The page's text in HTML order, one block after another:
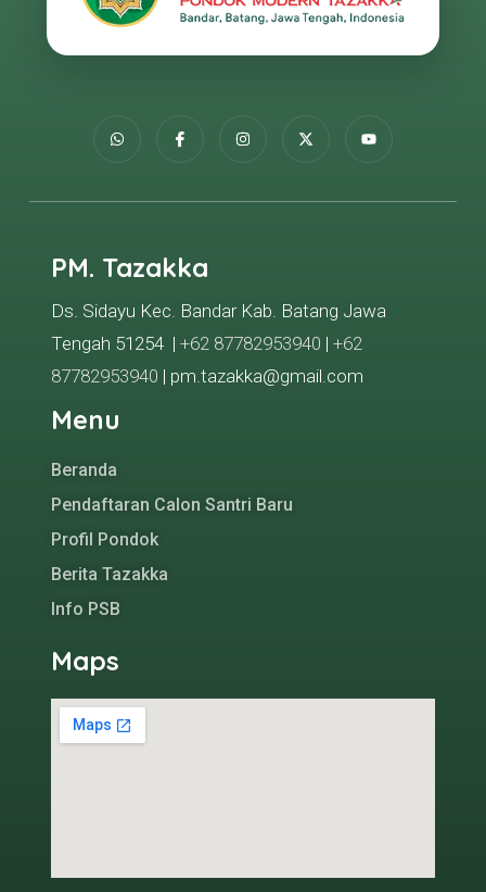
PM. Tazakka
Ds. Sidayu Kec. Bandar Kab. Batang Jawa
Tengah 51254 | +62 87782953940 | +62
87782953940 | pm.tazakka@gmail.com
Menu
Beranda
Pendaftaran Calon Santri Baru
Profil Pondok
Berita Tazakka
Info PSB
Maps